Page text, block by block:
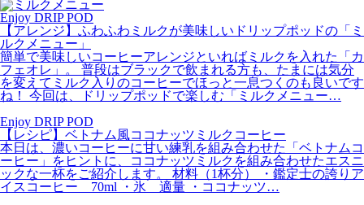
Enjoy DRIP POD
【アレンジ】ふわふわミルクが美味しいドリップポッドの「ミ
ルクメニュー」
簡単で美味しいコーヒーアレンジといればミルクを入れた「カ
フェオレ」。 普段はブラックで飲まれる方も、たまには気分
を変えてミルク入りのコーヒーでほっと一息つくのも良いです
ね！ 今回は、ドリップポッドで楽しむ「ミルクメニュー…
Enjoy DRIP POD
【レシピ】ベトナム風ココナッツミルクコーヒー
本日は、濃いコーヒーに甘い練乳を組み合わせた「ベトナムコ
ーヒー」をヒントに、ココナッツミルクを組み合わせたエスニ
ックな一杯をご紹介します。 材料（1杯分） ・鑑定士の誇りア
イスコーヒー 70ml ・氷 適量 ・ココナッツ…